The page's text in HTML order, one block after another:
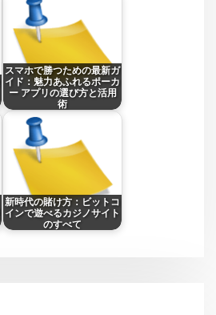
スマホで勝つための最新ガ
イド：魅力あふれるポーカ
ー アプリの選び方と活用
術
新時代の賭け方：ビットコ
インで遊べるカジノサイト
のすべて